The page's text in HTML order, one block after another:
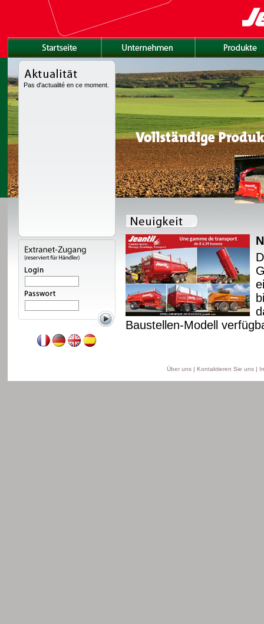
Pas d'actualité en ce moment.
mit einem neuen
Fahrgestell und
Diese Reihe ist ab 8
ab 11 bis 18 T für
22 T für das
Weiterlesen
Baustellen-Modell
Über uns| Kontaktieren Sie uns|